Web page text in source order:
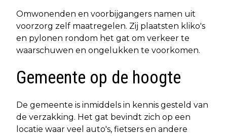
Omwonenden en voorbijgangers namen uit
voorzorg zelf maatregelen. Zij plaatsten kliko's
en pylonen rondom het gat om verkeer te
waarschuwen en ongelukken te voorkomen.
Gemeente op de hoogte
De gemeente is inmiddels in kennis gesteld van
de verzakking. Het gat bevindt zich op een
locatie waar veel auto's, fietsers en andere